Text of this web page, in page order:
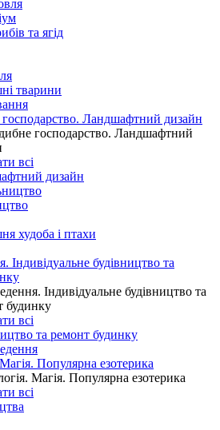
та ягід
тварини
Ландшафтний дизайн
господарство. Ландшафтний
всі
дизайн
худоба і птахи
Індивідуальне будівництво та
Індивідуальне будівництво та
будинку
всі
та ремонт будинку
Популярна езотерика
Магія. Популярна езотерика
всі